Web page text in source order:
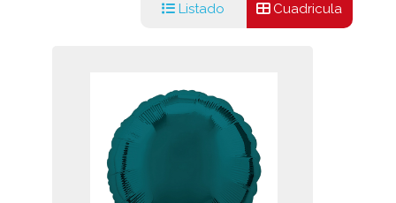
Listado Cuadricula